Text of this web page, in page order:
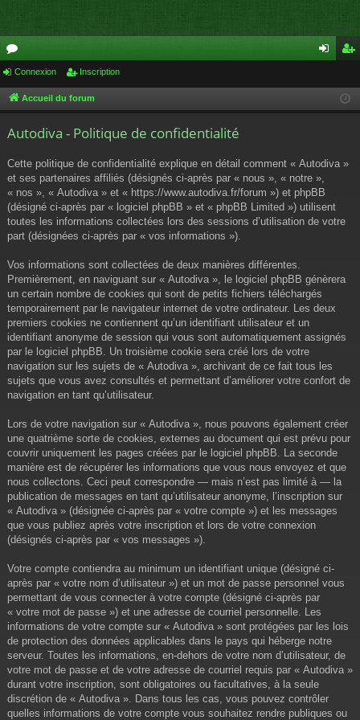
or
u cri
Connexion Inscription
Accueil du forum
Autodiva - Politique de confidentialité
Cette politique de confidentialité explique en détail comment « Autodiva »
et ses partenaires affiliés (désignés ci-après par « nous », « notre »,
« nos », « Autodiva » et « https://www.autodiva.fr/forum ») et phpBB
(désigné ci-après par « logiciel phpBB » et « phpBB Limited ») utilisent
toutes les informations collectées lors des sessions d’utilisation de votre
part (désignées ci-après par « vos informations »).
Vos informations sont collectées de deux manières différentes.
Premièrement, en naviguant sur « Autodiva », le logiciel phpBB génèrera
un certain nombre de cookies qui sont de petits fichiers téléchargés
temporairement par le navigateur internet de votre ordinateur. Les deux
premiers cookies ne contiennent qu’un identifiant utilisateur et un
identifiant anonyme de session qui vous sont automatiquement assignés
par le logiciel phpBB. Un troisième cookie sera créé lors de votre
navigation sur les sujets de « Autodiva », archivant de ce fait tous les
sujets que vous avez consultés et permettant d’améliorer votre confort de
navigation en tant qu’utilisateur.
Lors de votre navigation sur « Autodiva », nous pouvons également créer
une quatrième sorte de cookies, externes au document qui est prévu pour
couvrir uniquement les pages créées par le logiciel phpBB. La seconde
manière est de récupérer les informations que vous nous envoyez et que
nous collectons. Ceci peut correspondre — mais n’est pas limité à — la
publication de messages en tant qu’utilisateur anonyme, l’inscription sur
« Autodiva » (désignée ci-après par « votre compte ») et les messages
que vous publiez après votre inscription et lors de votre connexion
(désignés ci-après par « vos messages »).
Votre compte contiendra au minimum un identifiant unique (désigné ci-
après par « votre nom d’utilisateur ») et un mot de passe personnel vous
permettant de vous connecter à votre compte (désigné ci-après par
« votre mot de passe ») et une adresse de courriel personnelle. Les
informations de votre compte sur « Autodiva » sont protégées par les lois
de protection des données applicables dans le pays qui héberge notre
serveur. Toutes les informations, en-dehors de votre nom d’utilisateur, de
votre mot de passe et de votre adresse de courriel requis par « Autodiva »
durant votre inscription, sont obligatoires ou facultatives, à la seule
discrétion de « Autodiva ». Dans tous les cas, vous pouvez contrôler
quelles informations de votre compte vous souhaitez rendre publiques ou